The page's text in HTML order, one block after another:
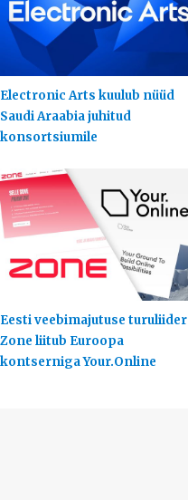
Electronic Arts kuulub nüüd
Saudi Araabia juhitud
konsortsiumile
Eesti veebimajutuse turuliider
Zone liitub Euroopa
kontserniga Your.Online